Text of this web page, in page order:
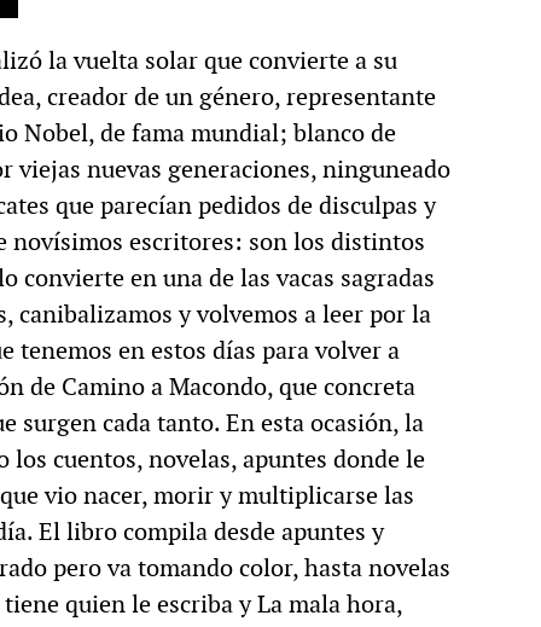
la vuelta solar que convierte a su
creador de un género, representante
Nobel, de fama mundial; blanco de
nuevas generaciones, ninguneado
que parecían pedidos de disculpas y
novísimos escritores: son los distintos
convierte en una de las vacas sagradas
canibalizamos y volvemos a leer por la
tenemos en estos días para volver a
de Camino a Macondo, que concreta
surgen cada tanto. En esta ocasión, la
cuentos, novelas, apuntes donde le
vio nacer, morir y multiplicarse las
El libro compila desde apuntes y
pero va tomando color, hasta novelas
quien le escriba y La mala hora,